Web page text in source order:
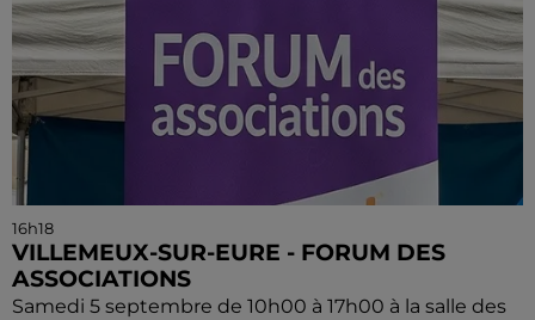
16h18
VILLEMEUX-SUR-EURE - FORUM DES
ASSOCIATIONS
Samedi 5 septembre de 10h00 à 17h00 à la salle des